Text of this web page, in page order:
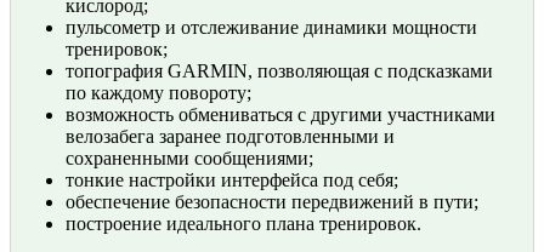
кислород;
пульсометр и отслеживание динамики мощности
тренировок;
топография GARMIN, позволяющая с подсказками
по каждому повороту;
возможность обмениваться с другими участниками
велозабега заранее подготовленными и
сохраненными сообщениями;
тонкие настройки интерфейса под себя;
обеспечение безопасности передвижений в пути;
построение идеального плана тренировок.